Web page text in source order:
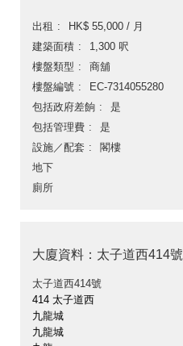
出租
HK$ 55,000 / 月
建築面積
1,300 呎
樓盤類型
商舖
樓盤編號
EC-7314055280
包括政府差餉
是
包括管理費
是
設施／配套
閣樓
地下
廁所
大廈資料：太子道西414號
太子道西414號
414 太子道西
九龍城
九龍城